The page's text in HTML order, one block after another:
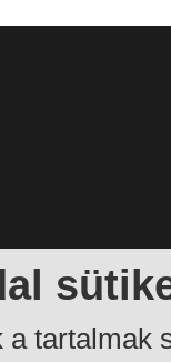
a tartalmak